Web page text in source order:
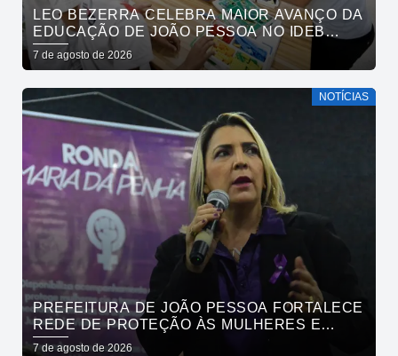
LEO BEZERRA CELEBRA MAIOR AVANÇO DA
EDUCAÇÃO DE JOÃO PESSOA NO IDEB
ENTRE CAPITAIS DO NORDESTE
7 de agosto de 2026
NOTÍCIAS
PREFEITURA DE JOÃO PESSOA FORTALECE
REDE DE PROTEÇÃO ÀS MULHERES E
ENTENDE QUE ACOLHER É SALVAR VIDAS
7 de agosto de 2026